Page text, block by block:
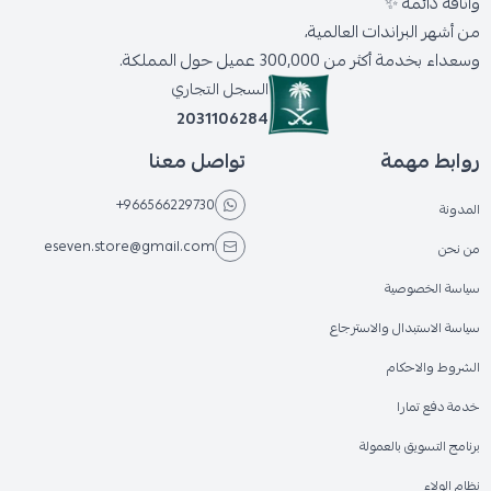
من أشهر البراندات العالمية،
وسعداء بخدمة أكثر من 300,000 عميل حول المملكة.
السجل التجاري
2031106284
روابط مهمة
المدونة
من نحن
سياسة الخصوصية
سياسة الاستبدال والاسترجاع
الشروط والاحكام
خدمة دفع تمارا
برنامج التسويق بالعمولة
نظام الولاء
تواصل معنا
+966566229730
eseven.store@gmail.com